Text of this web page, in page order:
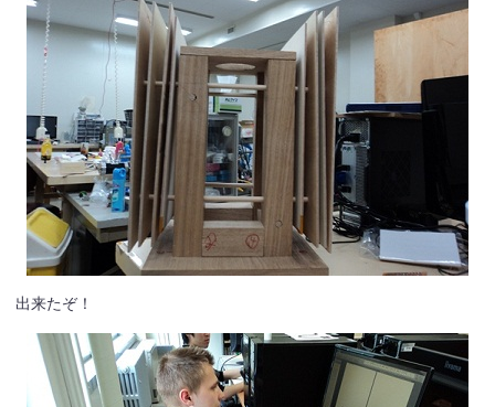
出来たぞ！